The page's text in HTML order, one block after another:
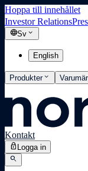
Hoppa till innehållet
Investor Relations
languageSv expand_more
English
Produkterexpand_more
Kontakt
lock Logga in
search